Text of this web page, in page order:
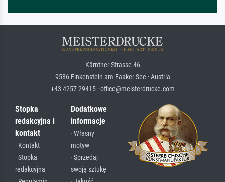
Kärntner Strasse 46
9586 Finkenstein am Faaker See · Austria
+43 4257 29415 · office@meisterdrucke.com
Stopka
redakcyjna i
kontakt
· Kontakt
· Stopka
redakcyjna
Dodatkowe
informacje
· Własny
motyw
· Sprzedaj
swoją sztukę